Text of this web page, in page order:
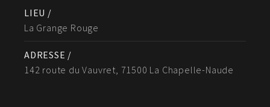
LIEU /
La Grange Rouge
ADRESSE /
142 route du Vauvret, 71500 La Chapelle-Naude